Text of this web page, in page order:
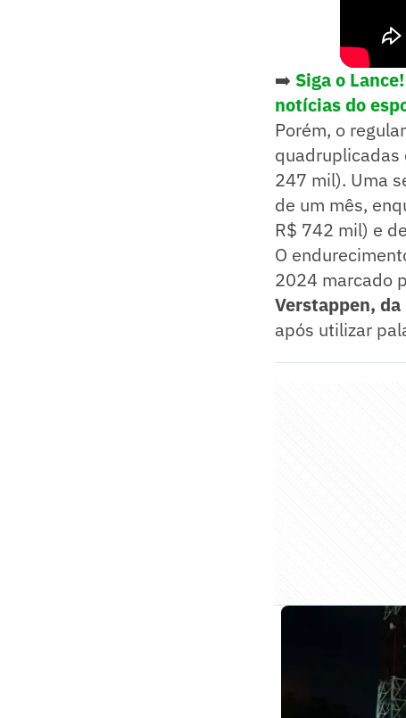
➡️ Siga o
notícias do
Porém, o
quadruplicadas
247 mil). Uma
de um mês,
R$ 742 mil) e
O
2024 marcado
Verstappen, da
após utilizar